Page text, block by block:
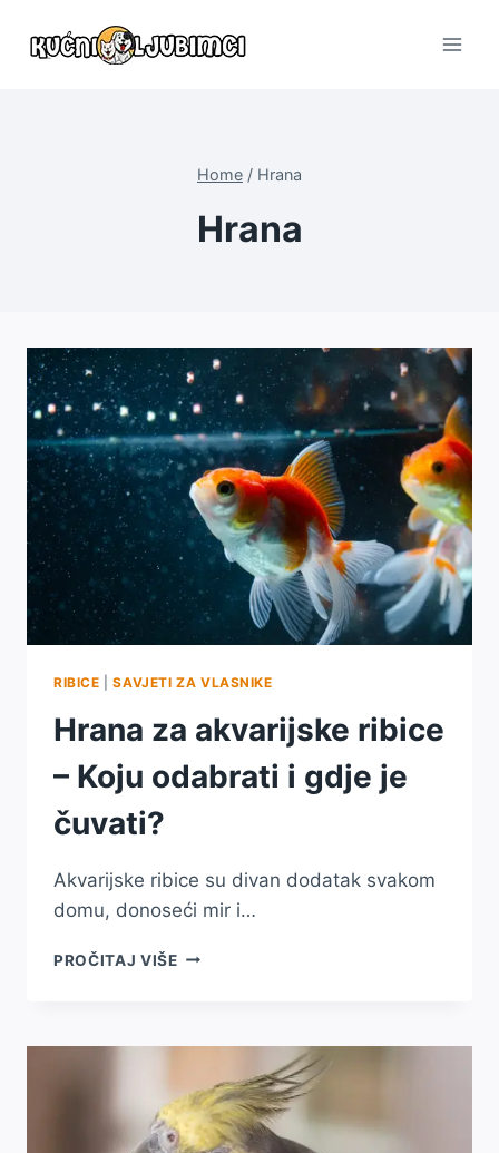
Home / Hrana
Hrana
RIBICE |SAVJETI ZA VLASNIKE
Hrana za akvarijske ribice
– Koju odabrati i gdje je
čuvati?
Akvarijske ribice su divan dodatak svakom
domu, donoseći mir i…
PROČITAJ VIŠE HRANA
–
ODABRATI
I
GDJE